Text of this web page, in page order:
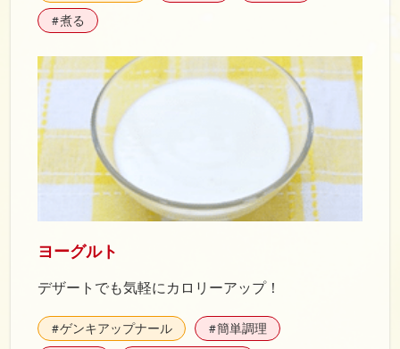
#煮る
ヨーグルト
デザートでも気軽にカロリーアップ！
#ゲンキアップナール #簡単調理